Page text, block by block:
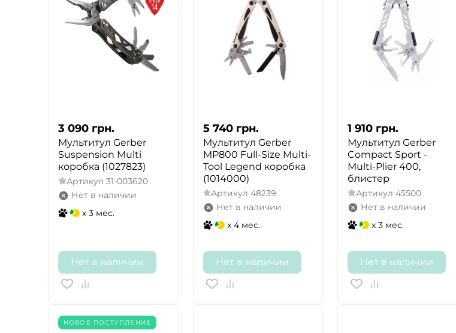
3 090 грн.
Мультитул Gerber
Suspension Multi
коробка (1027823)
Артикул 31-003620
Нет в наличии
x 3 мес.
Нет в наличии
5 740 грн.
Мультитул Gerber
MP800 Full-Size Multi-
Tool Legend коробка
(1014000)
Артикул 48239
Нет в наличии
x 4 мес.
Нет в наличии
1 910 грн.
Мультитул Gerber
Compact Sport -
Multi-Plier 400,
блистер
Артикул 45500
Нет в наличии
x 3 мес.
Нет в наличии
НОВОЕ ПОСТУПЛЕНИЕ